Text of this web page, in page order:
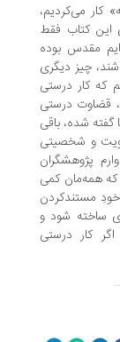
فقط
بوده
دیگری
درستی
درستی
باقی
شخصیتی
کمی
شود و
درستی